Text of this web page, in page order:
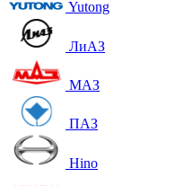
Yutong
ЛиАЗ
МАЗ
ПАЗ
Hino